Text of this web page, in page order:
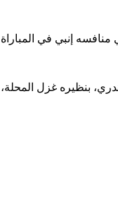
منافسه إنبي في
بنظيره غزل